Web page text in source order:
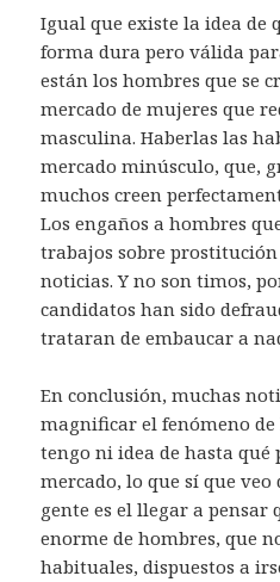
Igual que existe la idea de
forma dura pero válida
están los hombres que se
mercado de mujeres que
masculina. Haberlas las
mercado minúsculo, que,
muchos creen
Los engaños a hombres
trabajos sobre prostitución
noticias. Y no son timos,
candidatos han sido
trataran de embaucar a
En conclusión, muchas
magnificar el fenómeno
tengo ni idea de hasta qué
mercado, lo que sí que
gente es el llegar a pensar
enorme de hombres, que
habituales, dispuestos a